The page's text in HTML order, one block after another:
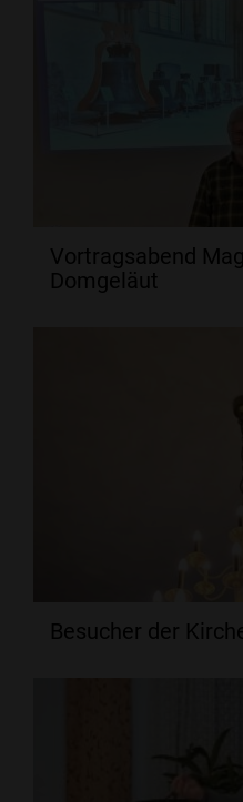
Vortragsabend
Domgeläut
Besucher der